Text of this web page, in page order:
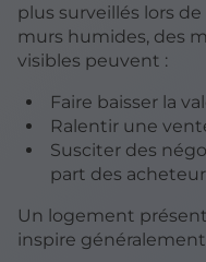
plus surveillés lors
murs humides, des
visibles peuvent :
Faire baisser la
Ralentir une
Susciter des
part des
Un logement
inspire